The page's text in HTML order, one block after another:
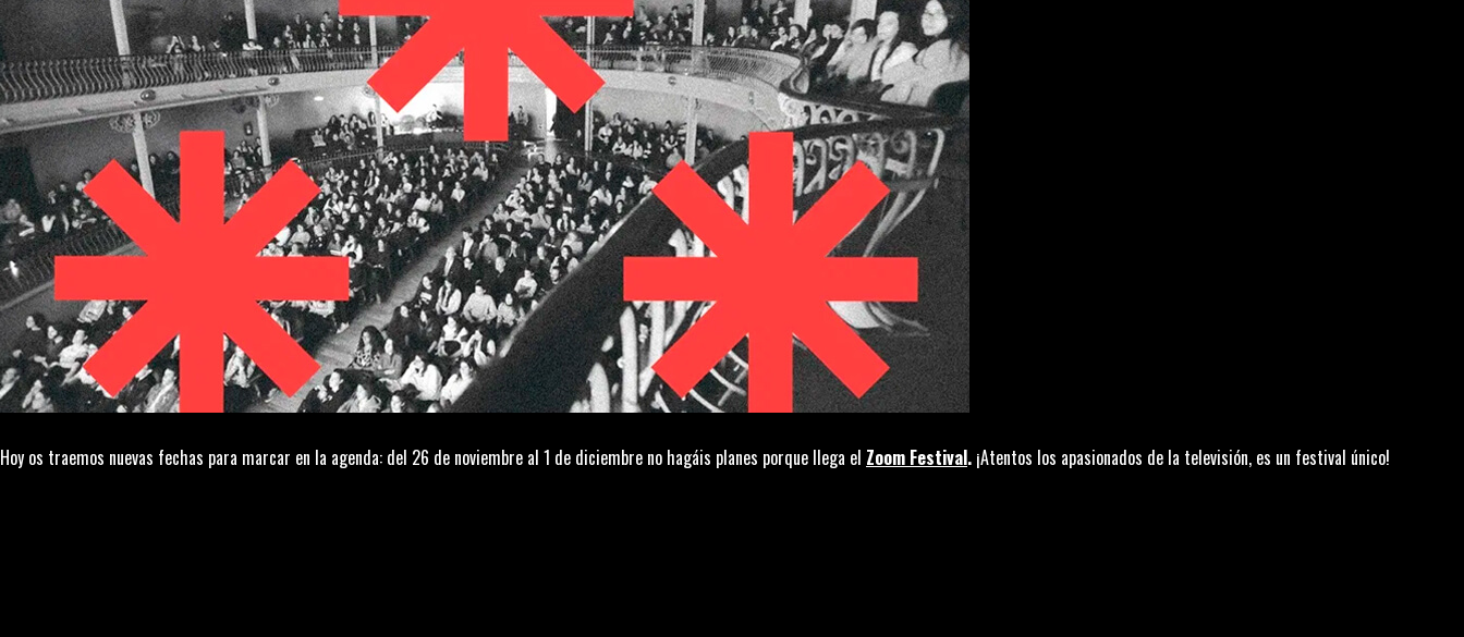
Hoy os traemos nuevas fechas para marcar en la agenda: del 26 de noviembre al 1 de diciembre no hagáis planes porque llega el Zoom Festival. ¡Atentos los apasionados de la televisión, es un festival único!